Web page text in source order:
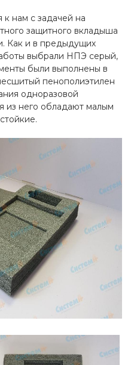
к нам с задачей на
защитного вкладыша
Как и в предыдущих
выбрали НПЭ серый,
были выполнены в
пенополиэтилен
одноразовой
из него обладают малым